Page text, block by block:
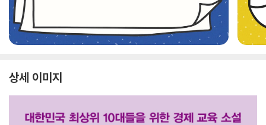
상세 이미지